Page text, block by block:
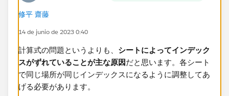
-------------------
​そして関連するシートに下記のフィルターを入れていま
す
INT(([index] - 1) / 30) = [Page] - 1
しかしながら図に示すようにグラフ表示の同期がされま
せん。​
修平 齋藤
14 de junio de 2023 0:40
計算式の問題というよりも、 シートによってインデック
スがずれていることが主な原因だと思います。各シート
で同じ場所が同じインデックスになるように調整してあ
げる必要があります。